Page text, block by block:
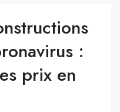
:
prix en